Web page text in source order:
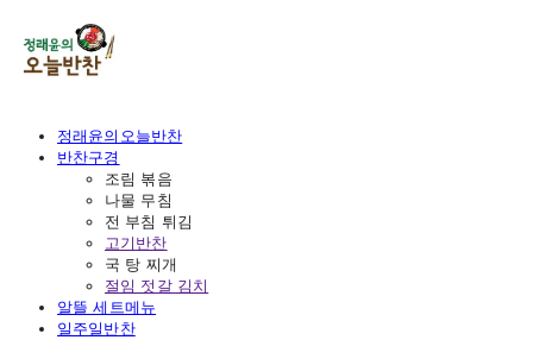
정래윤의오늘반찬
반찬구경
조림 볶음
나물 무침
전 부침 튀김
고기반찬
국 탕 찌개
절임 젓갈 김치
알뜰 세트메뉴
일주일반찬